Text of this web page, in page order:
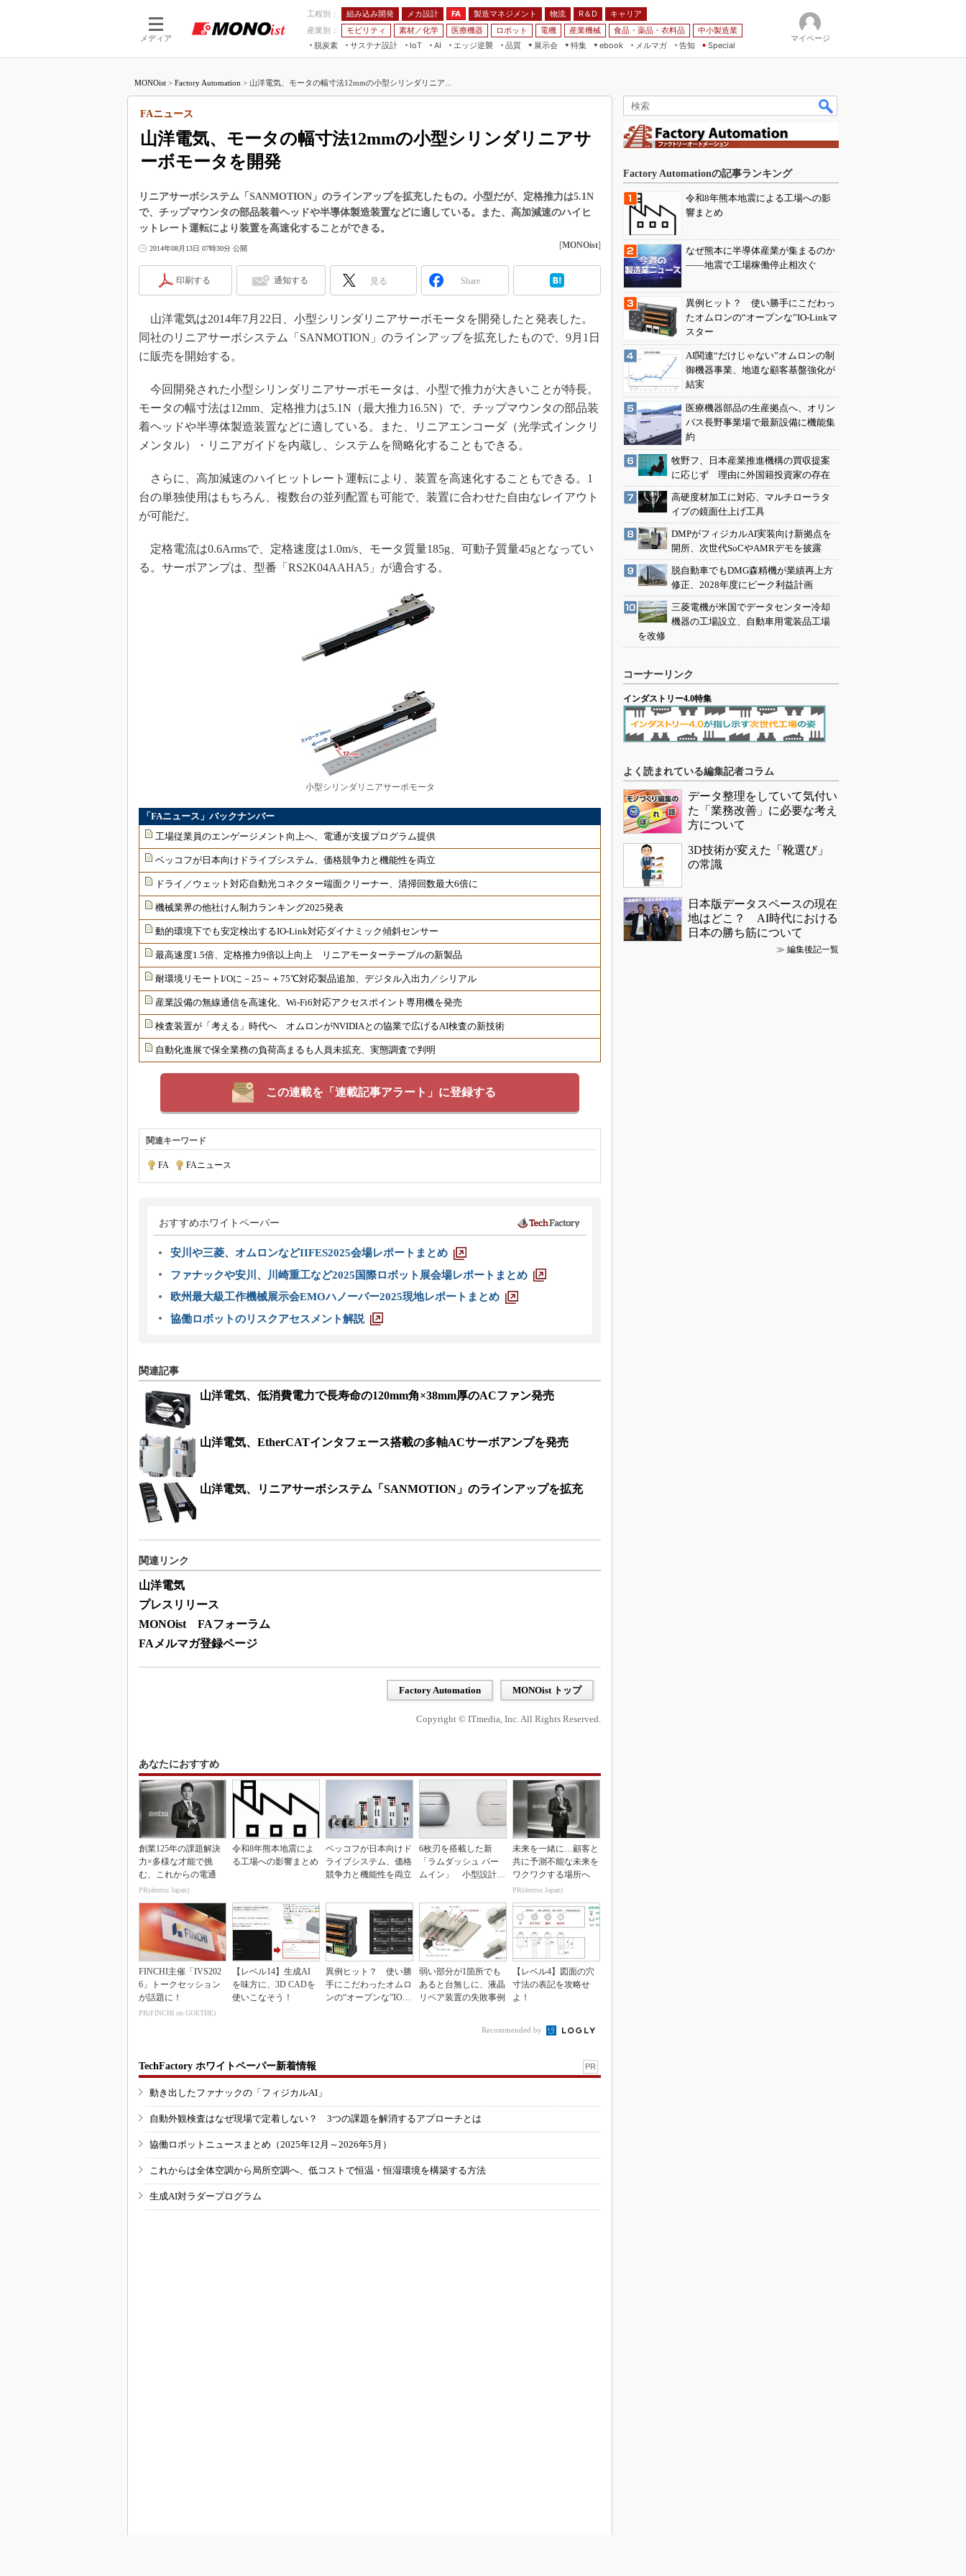
メディア
工程別： 組み込み開発 メカ設計 FA 製造マネジメント 物流 R＆D
キャリア
産業別：
モビリティ 素材／化学 医療機器 ロボット 電機 産業機械 食品・薬品・衣料品
中小製造業
脱炭素
サステナ設計
IoT
つながる工場
AI
AI×設備保全
エッジ逆襲 品質
展示会
JIMTOF
IIFES
TECHNO-FRONTIER
EdgeTech+
日本ものづくりワールド
AUTOMOTIVE WORLD
産業オープンネット展
特集
つながるクルマ
VR／AR
フィールドサービス
組み込み画像技術
組み込みモデリング
ISO26262
3Dプリンタ
インダストリー4.0
イノベーション
植物工場
知財マネジメント
グローバル設計・開発
制御セキュリティ
ebook
モビリティ
メルマガ
告知 Special
マイページ
MONOist > Factory Automation > 山洋電気、モータの幅寸法12mmの小型シリンダリニア...
山洋電気、モータの幅寸法12mmの小型シリンダリニアサ
ーボモータを開発
FAニュース
リニアサーボシステム「SANMOTION」のラインアップを拡充したもの。小型だが、定格推力は5.1N
で、チップマウンタの部品装着ヘッドや半導体製造装置などに適している。また、高加減速のハイヒ
ットレート運転により装置を高速化することができる。
2014年08月13日 07時30分 公開 [MONOist]
印刷する 通知する 見る Share
山洋電気は2014年7月22日、小型シリンダリニアサーボモータを開発したと発表した。
同社のリニアサーボシステム「SANMOTION」のラインアップを拡充したもので、9月1日
に販売を開始する。
今回開発された小型シリンダリニアサーボモータは、小型で推力が大きいことが特長。
モータの幅寸法は12mm、定格推力は5.1N（最大推力16.5N）で、チップマウンタの部品装
着ヘッドや半導体製造装置などに適している。また、リニアエンコーダ（光学式インクリ
メンタル）・リニアガイドを内蔵し、システムを簡略化することもできる。
さらに、高加減速のハイヒットレート運転により、装置を高速化することもできる。1
台の単独使用はもちろん、複数台の並列配置も可能で、装置に合わせた自由なレイアウト
が可能だ。
定格電流は0.6Armsで、定格速度は1.0m/s、モータ質量185g、可動子質量45gとなってい
る。サーボアンプは、型番「RS2K04AAHA5」が適合する。
小型シリンダリニアサーボモータ
「FAニュース」バックナンバー
工場従業員のエンゲージメント向上へ、電通が支援プログラム提供
ベッコフが日本向けドライブシステム、価格競争力と機能性を両立
ドライ／ウェット対応自動光コネクター端面クリーナー、清掃回数最大6倍に
機械業界の他社けん制力ランキング2025発表
動的環境下でも安定検出するIO-Link対応ダイナミック傾斜センサー
最高速度1.5倍、定格推力9倍以上向上 リニアモーターテーブルの新製品
耐環境リモートI/Oに－25～＋75℃対応製品追加、デジタル入出力／シリアル
産業設備の無線通信を高速化、Wi-Fi6対応アクセスポイント専用機を発売
検査装置が「考える」時代へ オムロンがNVIDIAとの協業で広げるAI検査の新技術
自動化進展で保全業務の負荷高まるも人員未拡充、実態調査で判明
この連載を「連載記事アラート」に登録する
関連キーワード
FA| FAニュース
おすすめホワイトペーパー
安川や三菱、オムロンなどIIFES2025会場レポートまとめ
ファナックや安川、川崎重工など2025国際ロボット展会場レポートまとめ
欧州最大級工作機械展示会EMOハノーバー2025現地レポートまとめ
協働ロボットのリスクアセスメント解説
関連記事
山洋電気、低消費電力で長寿命の120mm角×38mm厚のACファン発売
山洋電気、EtherCATインタフェース搭載の多軸ACサーボアンプを発売
山洋電気、リニアサーボシステム「SANMOTION」のラインアップを拡充
関連リンク
山洋電気
プレスリリース
MONOist FAフォーラム
FAメルマガ登録ページ
Factory Automation MONOist トップ
Copyright © ITmedia, Inc. All Rights Reserved.
あなたにおすすめ
創業125年の課題解決
力×多様な才能で挑
む、これからの電通
PR(dentsu Japan)
令和8年熊本地震によ
る工場への影響まとめ
ベッコフが日本向けド
ライブシステム、価格
競争力と機能性を両立
6枚刃を搭載した新
「ラムダッシュ パー
ムイン」 小型設計と
未来を一緒に…顧客と
共に予測不能な未来を
ワクワクする場所へ
PR(dentsu Japan)
FINCHI主催「IVS202
6」トークセッション
が話題に！
PR(FINCHI on GOETHE)
【レベル14】生成AI
を味方に、3D CADを
使いこなそう！
異例ヒット？ 使い勝
手にこだわったオムロ
ンの“オープンな”IO-L
弱い部分が1箇所でも
あると台無しに、液晶
リペア装置の失敗事例
【レベル4】図面の穴
寸法の表記を攻略せ
よ！
Recommended by
TechFactory ホワイトペーパー新着情報 PR
動き出したファナックの「フィジカルAI」
自動外観検査はなぜ現場で定着しない？ 3つの課題を解消するアプローチとは
協働ロボットニュースまとめ（2025年12月～2026年5月）
これからは全体空調から局所空調へ、低コストで恒温・恒湿環境を構築する方法
生成AI対ラダープログラム
Factory Automationの記事ランキング
令和8年熊本地震による工場への影
響まとめ
なぜ熊本に半導体産業が集まるのか
――地震で工場稼働停止相次ぐ
異例ヒット？ 使い勝手にこだわっ
たオムロンの“オープンな”IO-Linkマ
スター
AI関連“だけじゃない”オムロンの制
御機器事業、地道な顧客基盤強化が
結実
医療機器部品の生産拠点へ、オリン
パス長野事業場で最新設備に機能集
約
牧野フ、日本産業推進機構の買収提案
に応じず 理由に外国籍投資家の存在
高硬度材加工に対応、マルチローラタ
イプの鏡面仕上げ工具
DMPがフィジカルAI実装向け新拠点を
開所、次世代SoCやAMRデモを披露
脱自動車でもDMG森精機が業績再上方
修正、2028年度にピーク利益計画
三菱電機が米国でデータセンター冷却
機器の工場設立、自動車用電装品工場
を改修
コーナーリンク
インダストリー4.0特集
よく読まれている編集記者コラム
データ整理をしていて気付い
た「業務改善」に必要な考え
方について
3D技術が変えた「靴選び」
の常識
日本版データスペースの現在
地はどこ？ AI時代における
日本の勝ち筋について
≫ 編集後記一覧